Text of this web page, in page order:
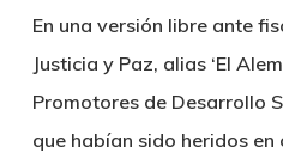
En una versión libre ante
Justicia y Paz, alias ‘El
Promotores de Desarrollo
que habían sido heridos en